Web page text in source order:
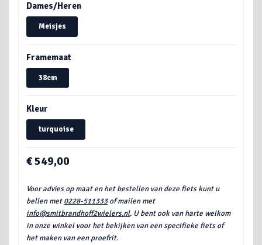
Dames/Heren
Meisjes
Framemaat
38cm
Kleur
turquoise
€ 549,00
Voor advies op maat en het bestellen van deze fiets kunt u
bellen met0228-511333of mailen met
info@smitbrandhoff2wielers.nl. U bent ook van harte welkom
in onze winkel voor het bekijken van een specifieke fiets of
het maken van een proefrit.